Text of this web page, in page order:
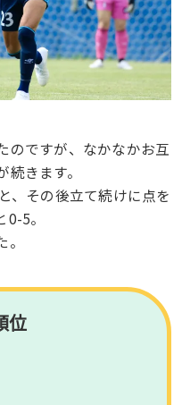
のですが、なかなかお互
きます。
、その後立て続けに点を
5。
位